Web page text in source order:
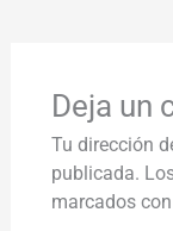
Deja un
Tu dirección
publicada.
marcados con